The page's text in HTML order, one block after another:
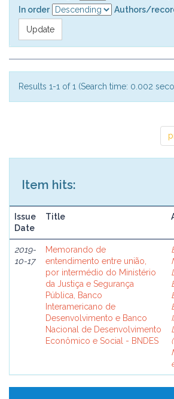
In order
Authors/
Results 1-1 of 1 (Search time: 0.002
Item hits:
Issue
Date
Title
2019-
10-17
Memorando de
entendimento entre união,
por intermédio do Ministério
da Justiça e Segurança
Pública, Banco
Interamericano de
Desenvolvimento e Banco
Nacional de Desenvolvimento
Econômico e Social - BNDES